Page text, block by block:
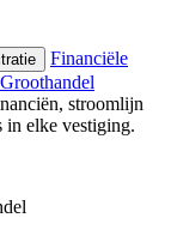
Financiële
stroomlijn
in elke vestiging.